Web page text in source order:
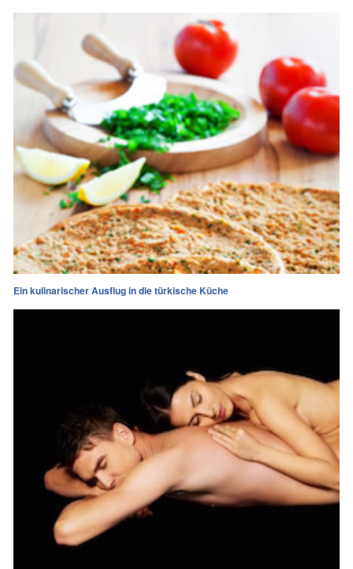
Ein kulinarischer Ausflug in die türkische Küche